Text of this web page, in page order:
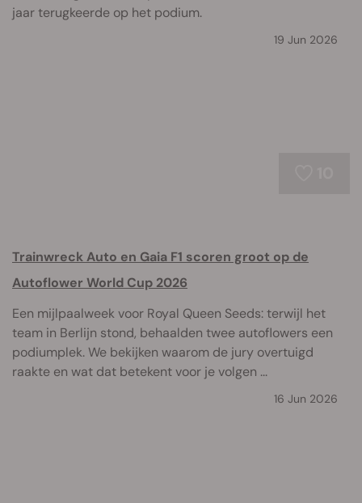
jaar terugkeerde op het podium.
19 Jun 2026
Trainwreck Auto en Gaia F1 scoren groot op de
Autoflower World Cup 2026
Een mijlpaalweek voor Royal Queen Seeds: terwijl het
team in Berlijn stond, behaalden twee autoflowers een
podiumplek. We bekijken waarom de jury overtuigd
raakte en wat dat betekent voor je volgen ...
16 Jun 2026